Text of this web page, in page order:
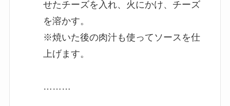
せたチーズを入れ、火にかけ、チーズ
を溶かす。
※焼いた後の肉汁も使ってソースを仕
上げます。
………